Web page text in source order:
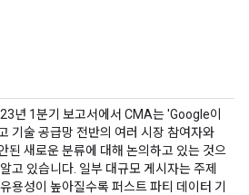
년 1분기 보고서에서 CMA는 'Google이
기술 공급망 전반의 여러 시장 참여자와
된 새로운 분류에 대해 논의하고 있는 것으
고 있습니다. 일부 대규모 게시자는 주제
용성이 높아질수록 퍼스트 파티 데이터 기